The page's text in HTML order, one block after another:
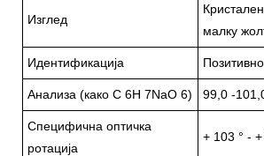
Изглед
малку
Идентификација Позитивно
Анализа (како C 6H 7NaO 6) 99,0 -
Специфична оптичка
ротација
+ 103 ° -